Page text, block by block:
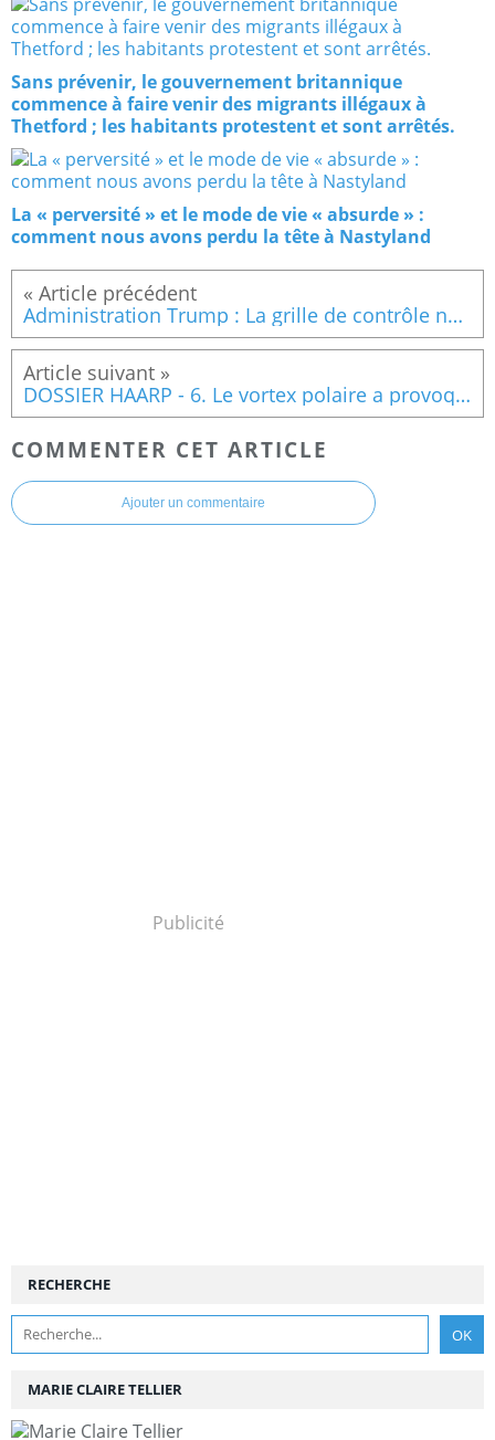
Sans prévenir, le gouvernement britannique
commence à faire venir des migrants illégaux à
Thetford ; les habitants protestent et sont arrêtés.
La « perversité » et le mode de vie « absurde » :
comment nous avons perdu la tête à Nastyland
Administration Trump : La grille de contrôle numérique se met en place à grande vitesse
DOSSIER HAARP - 6. Le vortex polaire a provoqué la pire catastrophe hivernale aux États-Unis après de nombreux tests géomagnétiques secrets et dangereux en Alaska.
COMMENTER CET ARTICLE
Ajouter un commentaire
Publicité
RECHERCHE
MARIE CLAIRE TELLIER